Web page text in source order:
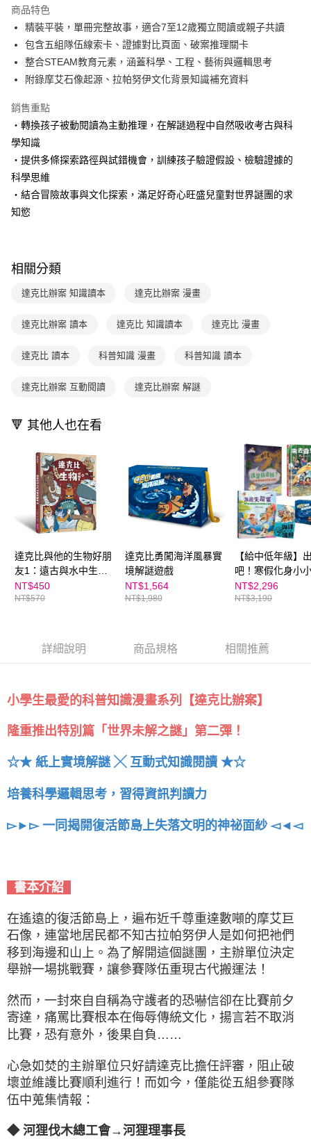
大哥付你分期
相關說明
【大哥付你分期使用說明】
1.本服務由台灣大哥大提供，台灣大哥大用戶可立即使用無須另外申請。
2.付款方式選擇「大哥付你分期」，訂單成立後會自動跳轉到大哥付的交易
成交易。
3.實際核准額度、可分期數及費用金額請依後續交易確認頁面所載為準。
4.訂單成立30分鐘內，如未前往確認交易或遇審核未通過，訂單將自動取
消。如遇「轉專審核」未通過狀況，表示未達大哥付你分期系統評分，恕無
法說明評估內容。
1.分期款項不併入電信帳單，「大哥付你分期」於每月結算日後寄送繳費提
醒簡訊。
2.透過簡訊連結打開帳單後，可選擇「超商條碼／台灣大直營門市／銀行轉
帳／街口支付／iPASS MONEY」等通路繳費。
用戶於交易時，得透過本服務購買商品或服務，並由商店將買賣／分期付款
2.基於同意付款使用「大哥付你分期」之契約關係目的，商店將以您的個人
由本公司與您本人進行分期帳單所需資料之確認、核對及更正。
3.完整用戶服務條款，請詳閱以下連結：https://oppay.tw/userRule
AFTEE先享後付
相關說明
AFTEE先享後付是「在收到商品之後才付款」的支付方式。 讓您購物簡單
便利好安心！
１．簡單：不需註冊會員、不需綁卡、不需儲值。
２．便利：只要手機號碼，簡訊認證，即可結帳。
３．安心：先確認商品／服務後，再付款。
１．於結帳方式選擇「AFTEE先享後付」後，將跳轉至「AFTEE先享後付」
結帳頁面，進行簡訊認證並確認金額後，即可完成結帳。
※ 請注意：結帳手續完成當下不需立刻繳費，但若您需要取消訂單，請聯絡
購買商品的店家。未經商家同意取消之訂單仍視為有效，需透過AFTEE先享
後付繳納相關費用。
※ 交易是否成功請以「AFTEE先享後付 」之結帳頁面顯示為準，若有關於
客戶支援中心」https://netprotections.freshdesk.com/support/home
【注意事項】
１．透過由恩沛科技股份有限公司提供之「AFTEE先享後付」服務完成之交
權轉讓予恩沛科技股份有限公司。
３．未成年的使用者請事先徵得法定代理人或監護人之同意方可使用
４．使用「AFTEE先享後付」時，將依據個別帳號之用戶狀況，依本公司即
時審查核予不同之上限額度；若仍有額度不足之情形，本公司將視審查結果
請求用戶進行身份認證。
５．嚴禁一人註冊多個帳號或使用他人資訊註冊。若發現惡意使用之情形，
恩沛科技股份有限公司將有權停止該用戶之使用額度並採取法律行動。
ATM付款
運送方式
付款後全家取貨｜8/8-8/14運費優惠，結帳滿499即享免運。
每筆NT$70，滿NT$499(含以上)免運費
付款後7-11取貨
每筆NT$70，滿NT$800(含以上)免運費
離島宅配（澎湖、金門、馬祖、小琉球；不適用於郵局i郵箱）
每筆NT$200
商品特色
精裝平裝，單冊完整故事，適合7至12歲獨立閱讀或親子共讀
包含五組隊伍線索卡、證據對比頁面、破案推理關卡
整合STEAM教育元素，涵蓋科學、工程、藝術與邏輯思考
附錄摩艾石像起源、拉帕努伊文化背景知識補充資料
銷售重點
‧轉換孩子被動閱讀為主動推理，在解謎過程中自然吸收考古與科
學知識
‧提供多條探索路徑與試錯機會，訓練孩子驗證假設、檢驗證據的
科學思維
‧結合冒險故事與文化探索，滿足好奇心旺盛兒童對世界謎團的求
知慾
相關分類
達克比辦案 知識讀本 達克比辦案 漫畫
達克比辦案 讀本 達克比 知識讀本 達克比 漫畫
達克比 讀本 科普知識 漫畫 科普知識 讀本
達克比辦案 互動閱讀 達克比辦案 解謎
🔻 其他人也在看
達克比與他的生物好朋
友1：遠古與水中生物
篇｜跨時空的驚奇旅
程，發現眾多生物不為
NT$450
NT$570
達克比勇闖海洋風暴實
境解謎遊戲
NT$1,564
NT$1,980
【給中低年級】
吧！寒假化身小
隊(四冊套書)—達
出任務1+2、達
NT$2,296
NT$3,190
詳細說明 商品規格 相關推薦
小學生最愛的科普知識漫畫系列【達克比辦案】
隆重推出特別篇「世界未解之謎」第二彈！
☆★ 紙上實境解謎 ╳ 互動式知識閱讀 ★☆
培養科學邏輯思考，習得資訊判讀力
▻►▻ 一同揭開復活節島上失落文明的神祕面紗 ◅◄◅
書本介紹
在遙遠的復活節島上，遍布近千尊重達數噸的摩艾巨
石像，連當地居民都不知古拉帕努伊人是如何把祂們
移到海邊和山上。為了解開這個謎團，主辦單位決定
舉辦一場挑戰賽，讓參賽隊伍重現古代搬運法！
然而，一封來自自稱為守護者的恐嚇信卻在比賽前夕
寄達，痛罵比賽根本在侮辱傳統文化，揚言若不取消
比賽，恐有意外，後果自負……
心急如焚的主辦單位只好請達克比擔任評審，阻止破
壞並維護比賽順利進行！而如今，僅能從五組參賽隊
伍中蒐集情報：
◆ 河狸伐木總工會→河狸理事長